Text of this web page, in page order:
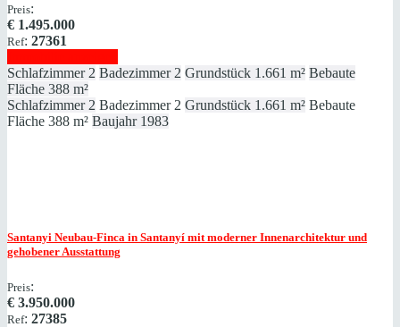
Preis:
€ 1.495.000
Ref: 27361
Schlafzimmer 2 Badezimmer 2 Grundstück 1.661 m² Bebaute
Fläche 388 m²
Schlafzimmer 2 Badezimmer 2 Grundstück 1.661 m² Bebaute
Fläche 388 m² Baujahr 1983
Santanyi Neubau-Finca in Santanyí mit moderner Innenarchitektur und
gehobener Ausstattung
Preis:
€ 3.950.000
Ref: 27385